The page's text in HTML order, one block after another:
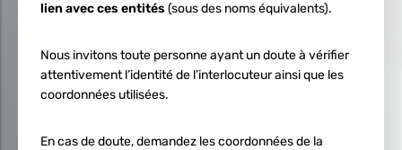
lien avec ces entités (sous des noms équivalents).
Nous invitons toute personne ayant un doute à vérifier
attentivement l’identité de l’interlocuteur ainsi que les
coordonnées utilisées.
En cas de doute, demandez les coordonnées de la